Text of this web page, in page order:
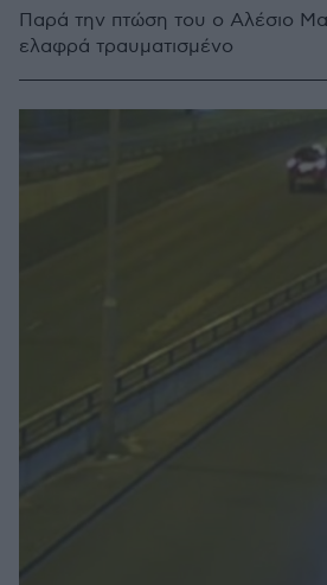
Παρά την πτώση του ο Αλέσιο
ελαφρά τραυματισμένο